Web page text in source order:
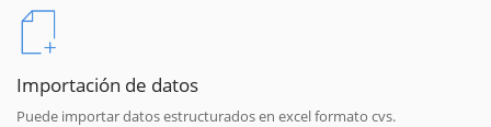
Importación de datos
Puede importar datos estructurados en excel formato cvs.